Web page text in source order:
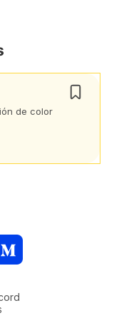
de color